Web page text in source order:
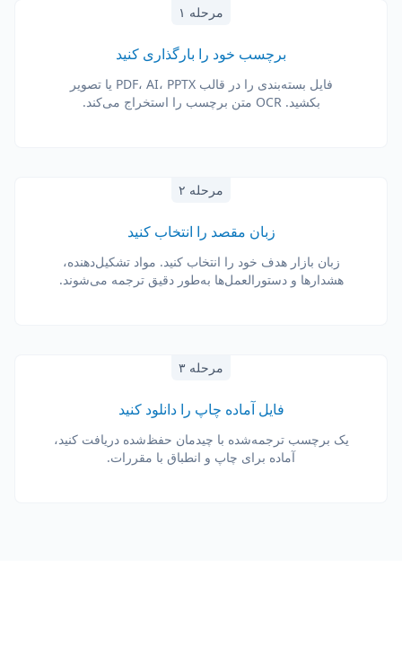
مرحله ۱
برچسب خود را بارگذاری کنید
فایل بسته‌بندی را در قالب PDF، AI، PPTX یا تصویر
بکشید. OCR متن برچسب را استخراج می‌کند.
مرحله ۲
زبان مقصد را انتخاب کنید
زبان بازار هدف خود را انتخاب کنید. مواد تشکیل‌دهنده،
هشدارها و دستورالعمل‌ها به‌طور دقیق ترجمه می‌شوند.
مرحله ۳
فایل آماده چاپ را دانلود کنید
یک برچسب ترجمه‌شده با چیدمان حفظ‌شده دریافت کنید،
آماده برای چاپ و انطباق با مقررات.